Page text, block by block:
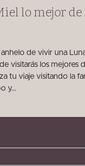
lo mejor
de vivir una
visitarás los mejores
tu viaje visitando la
y…